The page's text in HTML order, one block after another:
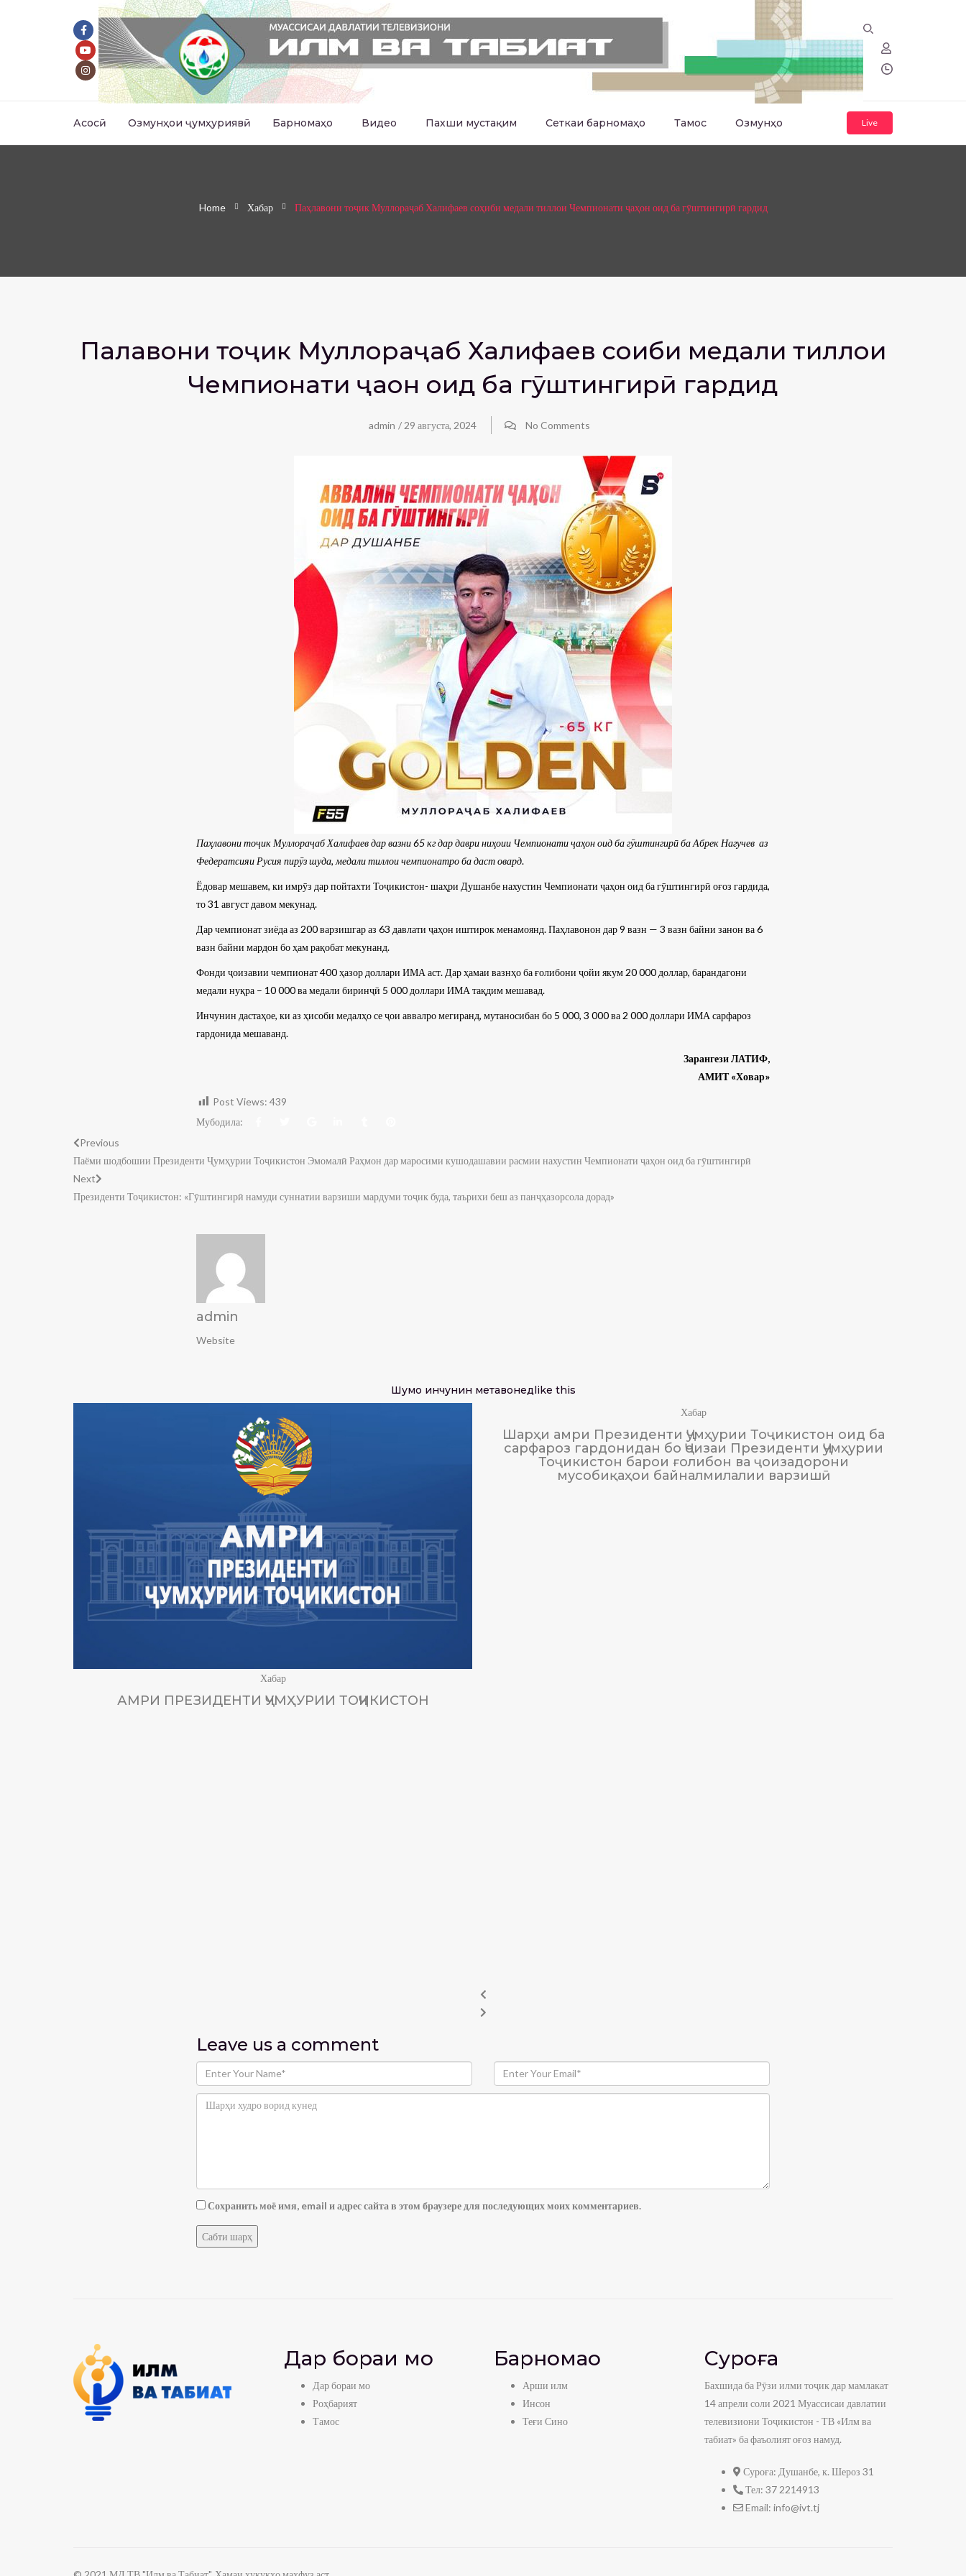
Асосӣ Озмунҳои ҷумҳуриявӣ Барномаҳо Видео Пахши мустақим Сеткаи барномаҳо Тамос Озмунҳо Live
Home Хабар Паҳлавони тоҷик Муллораҷаб Халифаев соҳиби медали тиллои Чемпионати ҷаҳон оид ба гӯштингирӣ гардид
Паҳлавони тоҷик Муллораҷаб Халифаев соҳиби медали тиллои
Чемпионати ҷаҳон оид ба гӯштингирӣ гардид
admin / 29 августа, 2024 No Comments
Паҳлавони тоҷик Муллораҷаб Халифаев дар вазни 65 кг дар даври ниҳоии Чемпионати ҷаҳон оид ба гӯштингирӣ ба Абрек Нагучев аз
Федератсияи Русия пирӯз шуда, медали тиллои чемпионатро ба даст овард.
Ёдовар мешавем, ки имрӯз дар пойтахти Тоҷикистон- шаҳри Душанбе нахустин Чемпионати ҷаҳон оид ба гӯштингирӣ оғоз гардида,
то 31 август давом мекунад.
Дар чемпионат зиёда аз 200 варзишгар аз 63 давлати ҷаҳон иштирок менамоянд. Паҳлавонон дар 9 вазн — 3 вазн байни занон ва 6
вазн байни мардон бо ҳам рақобат мекунанд.
Фонди ҷоизавии чемпионат 400 ҳазор доллари ИМА аст. Дар ҳамаи вазнҳо ба ғолибони ҷойи якум 20 000 доллар, барандагони
медали нуқра – 10 000 ва медали биринҷӣ 5 000 доллари ИМА тақдим мешавад.
Инчунин дастаҳое, ки аз ҳисоби медалҳо се ҷои аввалро мегиранд, мутаносибан бо 5 000, 3 000 ва 2 000 доллари ИМА сарфароз
гардонида мешаванд.
Зарангези ЛАТИФ,
АМИТ «Ховар»
Post Views: 439
Мубодила:
Previous
Паёми шодбошии Президенти Ҷумҳурии Тоҷикистон Эмомалӣ Раҳмон дар маросими кушодашавии расмии нахустин Чемпионати ҷаҳон оид ба гӯштингирӣ
Next
Президенти Тоҷикистон: «Гӯштингирӣ намуди суннатии варзиши мардуми тоҷик буда, таърихи беш аз панҷҳазорсола дорад»
admin
Website
Шумо инчунин метавонедlike this
Хабар
АМРИ ПРЕЗИДЕНТИ ҶУМҲУРИИ ТОҶИКИСТОН
Хабар
Шарҳи амри Президенти Ҷумҳурии Тоҷикистон оид ба
сарфароз гардонидан бо Ҷоизаи Президенти Ҷумҳурии
Тоҷикистон барои ғолибон ва ҷоизадорони
мусобиқаҳои байналмилалии варзишӣ
Leave us a comment
Сохранить моё имя, email и адрес сайта в этом браузере для последующих моих комментариев.
Дар бораи мо
Дар бораи мо
Роҳбарият
Тамос
Барномаҳо
Арши илм
Инсон
Теғи Сино
Суроға
Бахшида ба Рӯзи илми тоҷик дар мамлакат
14 апрели соли 2021 Муассисаи давлатии
телевизиони Тоҷикистон - ТВ «Илм ва
табиат» ба фаъолият оғоз намуд.
Суроға: Душанбе, к. Шероз 31
Тел: 37 2214913
Email: info@ivt.tj